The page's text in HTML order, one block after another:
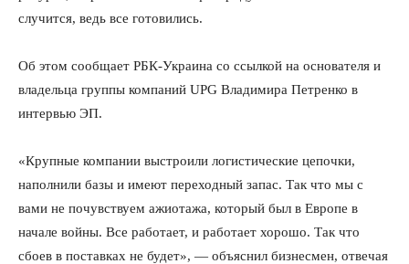
случится, ведь все готовились.
Об этом сообщает РБК-Украина со ссылкой на основателя и
владельца группы компаний UPG Владимира Петренко в
интервью ЭП.
«Крупные компании выстроили логистические цепочки,
наполнили базы и имеют переходный запас. Так что мы с
вами не почувствуем ажиотажа, который был в Европе в
начале войны. Все работает, и работает хорошо. Так что
сбоев в поставках не будет», — объяснил бизнесмен, отвечая